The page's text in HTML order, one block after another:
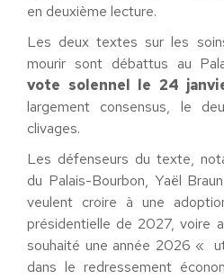
en deuxième lecture.
Les deux textes sur les
mourir sont débattus au
vote solennel le 24
largement consensus, le
clivages.
Les défenseurs du texte,
du Palais-Bourbon, Yaël
veulent croire à une
présidentielle de 2027, voire
souhaité une année 2026 «
dans le redressement